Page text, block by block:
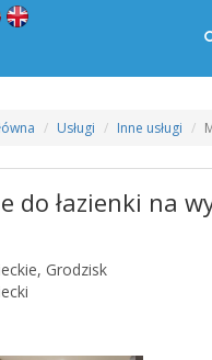
Usługi Inne usługi
do łazienki na
Grodzisk